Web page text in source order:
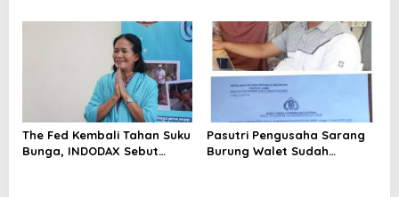
Blockchain
The Fed Kembali Tahan Suku
Bunga, INDODAX Sebut
Pasutri Pengusaha Sarang
Burung Walet Sudah